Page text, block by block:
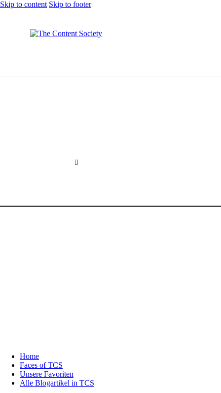
Skip to content Skip to footer
Home
Faces of TCS
Unsere Favoriten
Alle Blogartikel in TCS